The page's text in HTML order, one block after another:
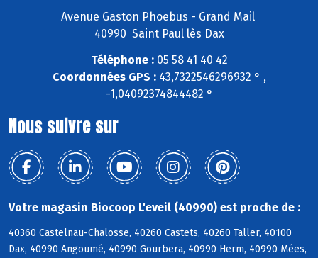
Avenue Gaston Phoebus - Grand Mail
40990 Saint Paul lès Dax
Téléphone :05 58 41 40 42
Coordonnées GPS :43,7322546296932 ° ,
-1,04092374844482 °
Nous suivre sur
Votre magasin Biocoop L'eveil (40990) est proche de :
40360 Castelnau-Chalosse, 40260 Castets, 40260 Taller, 40100
Dax, 40990 Angoumé, 40990 Gourbera, 40990 Herm, 40990 Mées,